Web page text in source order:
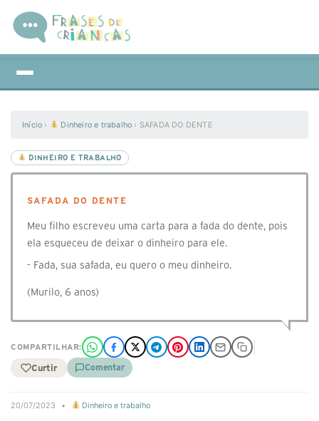
Início › Dinheiro e trabalho › SAFADA DO DENTE
DINHEIRO E TRABALHO
SAFADA DO DENTE
Meu filho escreveu uma carta para a fada do dente, pois
ela esqueceu de deixar o dinheiro para ele.
- Fada, sua safada, eu quero o meu dinheiro.
(Murilo, 6 anos)
COMPARTILHAR:
Curtir Comentar
20/07/2023 • Dinheiro e trabalho